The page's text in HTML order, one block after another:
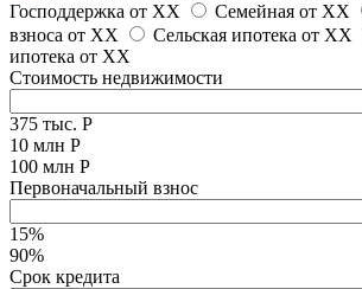
Господдержка от XX Семейная от XX
взноса от XX Сельская ипотека от XX
ипотека от XX
Стоимость недвижимости
375 тыс. Р
10 млн Р
100 млн Р
Первоначальный взнос
15%
90%
Срок кредита